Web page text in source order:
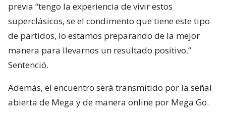
previa “tengo la experiencia de vivir estos
superclásicos, se el condimento que tiene este tipo
de partidos, lo estamos preparando de la mejor
manera para llevarnos un resultado positivo.”
Sentenció.
Además, el encuentro será transmitido por la señal
abierta de Mega y de manera online por Mega Go.